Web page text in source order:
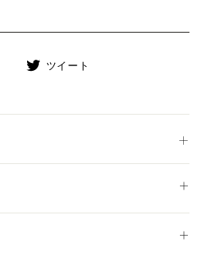
Facebook
ェ
る
ツイート
稿